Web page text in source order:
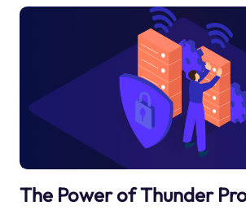
The Power of Thunder